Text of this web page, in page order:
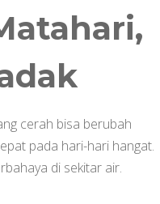
cerah bisa berubah
pada hari-hari hangat.
di sekitar air.